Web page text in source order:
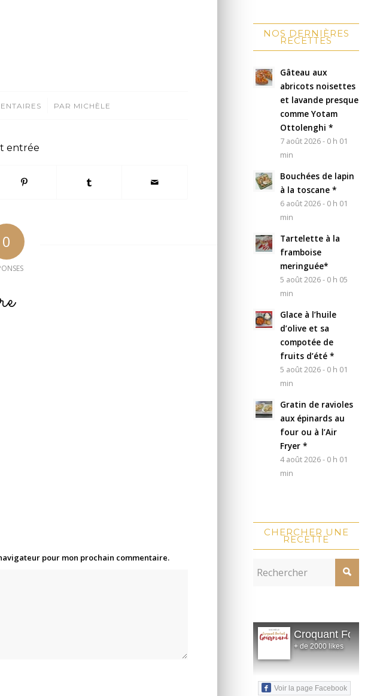
/ PAR MICHÈLE
entrée
0
pour mon prochain commentaire.
NOS DERNIÈRES
RECETTES
Gâteau aux
abricots noisettes
et lavande presque
comme Yotam
Ottolenghi *
7 août 2026 - 0 h 01
min
Bouchées de lapin
à la toscane *
6 août 2026 - 0 h 01
min
Tartelette à la
framboise
meringuée*
5 août 2026 - 0 h 05
min
Glace à l’huile
d’olive et sa
compotée de
fruits d’été *
5 août 2026 - 0 h 01
min
Gratin de ravioles
aux épinards au
four ou à l’Air
Fryer *
4 août 2026 - 0 h 01
min
CHERCHER UNE
RECETTE
Croquant Fondant
+ de 2000 likes
Voir la page Facebook